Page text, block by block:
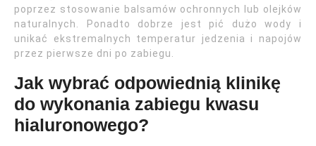
poprzez stosowanie balsamów ochronnych lub olejków
naturalnych. Ponadto dobrze jest pić dużo wody i
unikać ekstremalnych temperatur jedzenia i napojów
przez pierwsze dni po zabiegu.
Jak wybrać odpowiednią klinikę
do wykonania zabiegu kwasu
hialuronowego?